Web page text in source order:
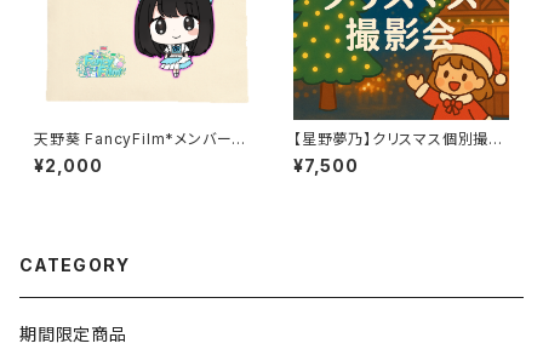
天野葵 FancyFilm*メンバーポ
ーチ
¥2,000
【星野夢乃】クリスマス個別撮影
会※先着販売
¥7,500
CATEGORY
期間限定商品